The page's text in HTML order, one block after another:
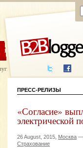
ЦЕНЫ ПОМОЩЬ
написания
ПРЕСС-РЕЛИЗЫ
«Согласие»
электрической
26 August, 2015, Москва —
Страхование